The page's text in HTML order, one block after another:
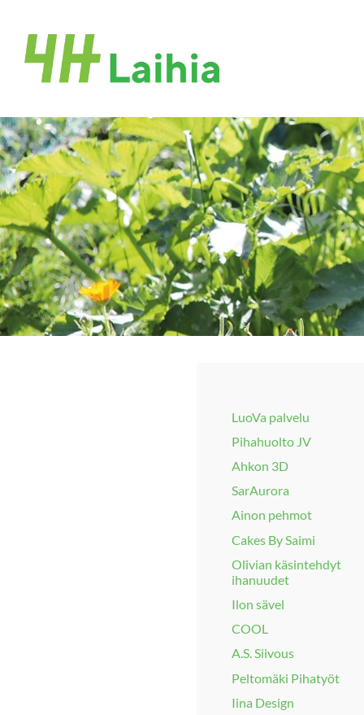
sivun
sisältöön
Laihian 4H-yhdistys ry
LuoVa palvelu
Pihahuolto JV
Ahkon 3D
SarAurora
Ainon pehmot
Cakes By Saimi
Olivian käsintehdyt
ihanuudet
Ilon sävel
COOL
A.S. Siivous
Peltomäki Pihatyöt
Iina Design